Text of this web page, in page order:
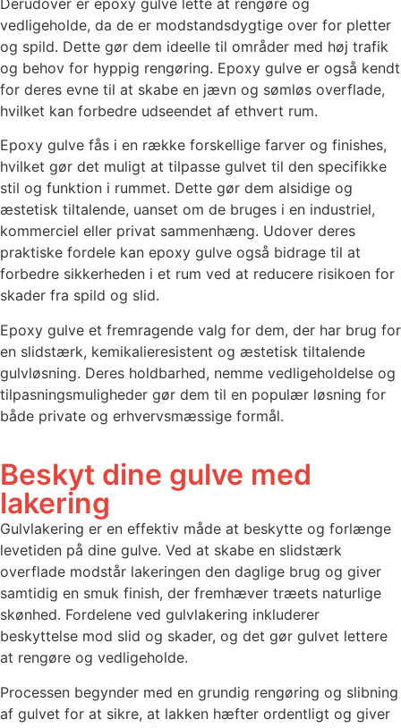
Derudover er epoxy gulve lette at rengøre og
vedligeholde, da de er modstandsdygtige over for pletter
og spild. Dette gør dem ideelle til områder med høj trafik
og behov for hyppig rengøring. Epoxy gulve er også kendt
for deres evne til at skabe en jævn og sømløs overflade,
hvilket kan forbedre udseendet af ethvert rum.
Epoxy gulve fås i en række forskellige farver og finishes,
hvilket gør det muligt at tilpasse gulvet til den specifikke
stil og funktion i rummet. Dette gør dem alsidige og
æstetisk tiltalende, uanset om de bruges i en industriel,
kommerciel eller privat sammenhæng. Udover deres
praktiske fordele kan epoxy gulve også bidrage til at
forbedre sikkerheden i et rum ved at reducere risikoen for
skader fra spild og slid.
Epoxy gulve et fremragende valg for dem, der har brug for
en slidstærk, kemikalieresistent og æstetisk tiltalende
gulvløsning. Deres holdbarhed, nemme vedligeholdelse og
tilpasningsmuligheder gør dem til en populær løsning for
både private og erhvervsmæssige formål.
Beskyt dine gulve med
lakering
Gulvlakering er en effektiv måde at beskytte og forlænge
levetiden på dine gulve. Ved at skabe en slidstærk
overflade modstår lakeringen den daglige brug og giver
samtidig en smuk finish, der fremhæver træets naturlige
skønhed. Fordelene ved gulvlakering inkluderer
beskyttelse mod slid og skader, og det gør gulvet lettere
at rengøre og vedligeholde.
Processen begynder med en grundig rengøring og slibning
af gulvet for at sikre, at lakken hæfter ordentligt og giver